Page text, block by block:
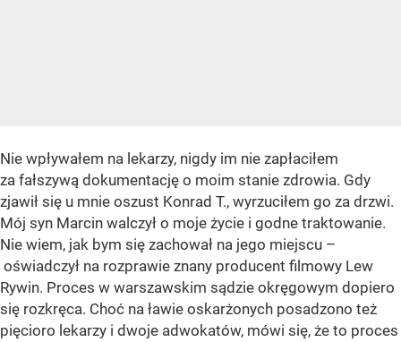
Nie wpływałem na lekarzy, nigdy im nie zapłaciłem
za fałszywą dokumentację o moim stanie zdrowia. Gdy
zjawił się u mnie oszust Konrad T., wyrzuciłem go za drzwi.
Mój syn Marcin walczył o moje życie i godne traktowanie.
Nie wiem, jak bym się zachował na jego miejscu –
oświadczył na rozprawie znany producent filmowy Lew
Rywin. Proces w warszawskim sądzie okręgowym dopiero
się rozkręca. Choć na ławie oskarżonych posadzono też
pięcioro lekarzy i dwoje adwokatów, mówi się, że to proces